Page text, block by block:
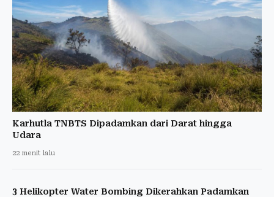
Karhutla TNBTS Dipadamkan dari Darat hingga
Udara
22 menit lalu
3 Helikopter Water Bombing Dikerahkan Padamkan